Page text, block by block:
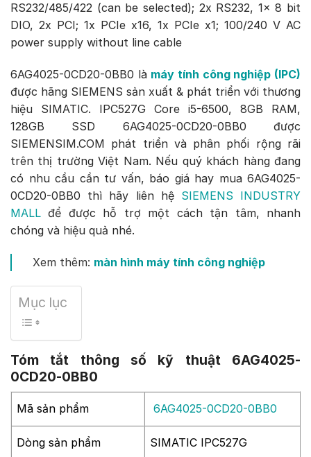
RS232/485/422 (can be selected); 2x RS232, 1x 8 bit
DIO, 2x PCI; 1x PCIe x16, 1x PCIe x1; 100/240 V AC
power supply without line cable
6AG4025-0CD20-0BB0 là máy tính công nghiệp (IPC)
được hãng SIEMENS sản xuất & phát triển với thương
hiệu SIMATIC. IPC527G Core i5-6500, 8GB RAM,
128GB SSD 6AG4025-0CD20-0BB0 được
SIEMENSIM.COM phát triển và phân phối rộng rãi
trên thị trường Việt Nam. Nếu quý khách hàng đang
có nhu cầu cần tư vấn, báo giá hay mua 6AG4025-
0CD20-0BB0 thì hãy liên hệ SIEMENS INDUSTRY
MALL để được hỗ trợ một cách tận tâm, nhanh
chóng và hiệu quả nhé.
Xem thêm: màn hình máy tính công nghiệp
Mục lục
Tóm tắt thông số kỹ thuật 6AG4025-
0CD20-0BB0
Mã sản phẩm 6AG4025-0CD20-0BB0
Dòng sản phẩm SIMATIC IPC527G